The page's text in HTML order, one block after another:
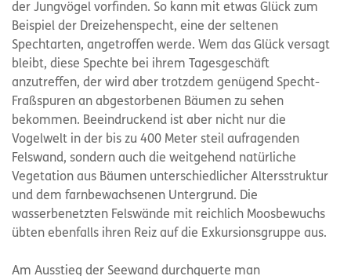
der Jungvögel vorfinden. So kann mit etwas Glück zum
Beispiel der Dreizehenspecht, eine der seltenen
Spechtarten, angetroffen werde. Wem das Glück versagt
bleibt, diese Spechte bei ihrem Tagesgeschäft
anzutreffen, der wird aber trotzdem genügend Specht-
Fraßspuren an abgestorbenen Bäumen zu sehen
bekommen. Beeindruckend ist aber nicht nur die
Vogelwelt in der bis zu 400 Meter steil aufragenden
Felswand, sondern auch die weitgehend natürliche
Vegetation aus Bäumen unterschiedlicher Altersstruktur
und dem farnbewachsenen Untergrund. Die
wasserbenetzten Felswände mit reichlich Moosbewuchs
übten ebenfalls ihren Reiz auf die Exkursionsgruppe aus.
Am Ausstieg der Seewand durchquerte man